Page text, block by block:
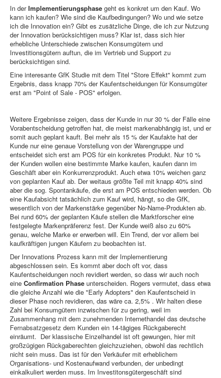
In derImplementierungsphase geht es konkret um den Kauf. Wo
kann ich kaufen? Wie sind die Kaufbedingungen? Wo und wie setze
ich die Innovation ein? Gibt es zusätzliche Dinge, die ich zur Nutzung
der Innovation berücksichtigen muss? Klar ist, dass sich hier
erhebliche Unterschiede zwischen Konsumgütern und
Investitionsgütern auftun, die im Vertrieb und Support zu
berücksichtigen sind.
Eine interesante GfK Studie mit dem Titel "Store Effekt" kommt zum
Ergebnis, dass knapp 70% der Kaufentscheidungen für Konsumgüter
erst am "Point of Sale - POS" erfolgen.
Weitere Ergebnisse zeigen, dass der Kunde in nur 30 % der Fälle eine
Vorabentscheidung getroffen hat, die meist markenabhängig ist, und er
somit auch geplant kauft. Bei mehr als 15 % der Kaufakte hat der
Kunde nur eine genaue Vorstellung von der Warengruppe und
entscheidet sich erst am POS für ein konkretes Produkt. Nur 10 %
der Kunden wollen eine bestimmte Marke kaufen, kaufen dann im
Geschäft aber ein Konkurrenzprodukt. Auch etwa 10% weichen ganz
von geplanten Kauf ab. Der weitaus größte Teil mit knapp 40% sind
aber die sog. Spontankäufe, die erst am POS entschieden werden. Ob
eine Kaufabsicht tatsächlich zum Kauf wird, hängt, so die GfK,
wesentlich von der Markenstärke gegenüber No-Name-Produkten ab.
Bei rund 60% der geplanten Käufe stellen die Marktforscher eine
festgelegte Markenpräferenz fest. Der Kunde weiß also zu 60%
genau, welche Marke er erwerben will. Ein Trend, der vor allem bei
kaufkräftigen jungen Käufern zu beobachten ist.
Der Innovations Prozess kann mit der Implementierung
abgeschlossen sein. Es kommt aber doch oft vor, dass
Kaufentscheidungen noch revidiert werden, so dass wir auch noch
eine Confirmation Phase unterscheiden. Rogers vermutet, dass etwa
die gleiche Anzahl wie die "Early Adopters" den Kaufentscheid in
dieser Phase noch revidieren, das wäre ca. 2,5% . Wir halten diese
Zahl bei Konsumgütern inzwischen für zu gering, weil im
Zusammenhang mit dem zunehmenden Internethandel das deutsche
Fernabsatzgesetz dem Kunden ein 14-tägiges Rückgaberecht
einräumt. Der klassische Einzelhandel ist oft gewungen, hier mit
großzügigen Rückgaberechten gleichzuziehen, obwohl das rechtlich
nicht sein muss. Das ist für den Verkäufer mit erheblichem
Organisations- und Kostenaufwand verbunden, der unbedingt
einkalkuliert werden muss. Im Investitonsgütergeschäft sind